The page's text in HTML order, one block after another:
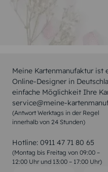
Meine Kartenmanufaktur
Online-Designer in
einfache Möglichkeit Ihre
service@meine-
(Antwort Werktags in der Regel
innerhalb von 24 Stunden)
Hotline: 0911 47 71 80 65
(Montag bis Freitag von 09:00 –
12:00 Uhr und 13:00 – 17:00 Uhr)